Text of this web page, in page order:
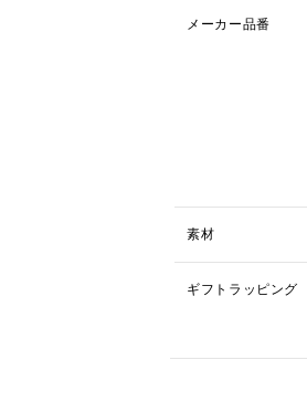
メーカー品番
素材
ギフトラッピング